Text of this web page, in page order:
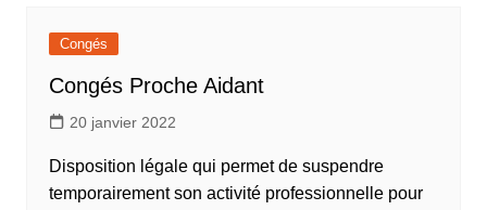
Congés
Congés Proche Aidant
20 janvier 2022
Disposition légale qui permet de suspendre
temporairement son activité professionnelle pour